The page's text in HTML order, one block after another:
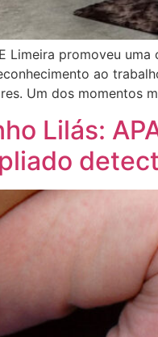
Limeira promoveu
ao
Um dos momentos
Lilás: